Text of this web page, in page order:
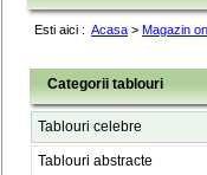
Esti aici : Acasa > Magazin
Categorii tablouri
Tablouri celebre
Tablouri abstracte